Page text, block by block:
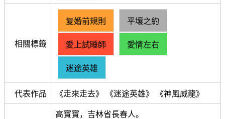
相關標籤
复婚前規則 平壤之約
愛上試睡師 愛情左右
迷途英雄
代表作品 《走來走去》 《迷途英雄》 《神風威龍》
高寶寶，吉林省長春人。